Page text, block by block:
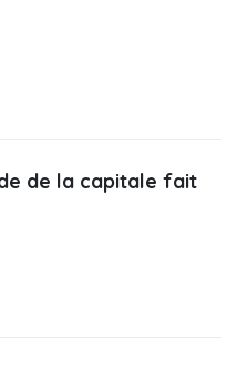
de la capitale fait